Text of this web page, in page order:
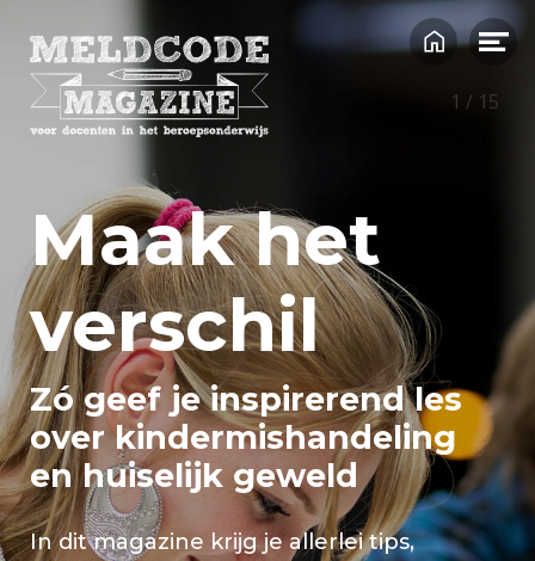
Maak het
verschil
Zó geef je inspirerend les
over kindermishandeling
en huiselijk geweld
In dit magazine krijg je allerlei tips,
1 / 15